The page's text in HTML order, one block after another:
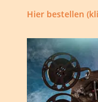
Hier bestellen